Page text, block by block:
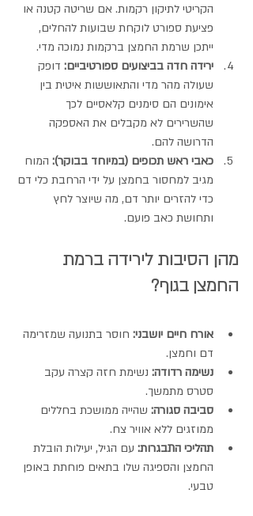
הקריטי לתיקון רקמות. אם שריטה קטנה או
פציעת ספורט לוקחת שבועות להחלים,
ייתכן שרמת החמצן ברקמות נמוכה מדי.
ירידה חדה בביצועים ספורטיביים: דופק
שעולה מהר מדי והתאוששות איטית בין
אימונים הם סימנים קלאסיים לכך
שהשרירים לא מקבלים את האספקה
הדרושה להם.
כאבי ראש תכופים (במיוחד בבוקר): המוח
מגיב למחסור בחמצן על ידי הרחבת כלי דם
כדי להזרים יותר דם, מה שיוצר לחץ
ותחושת כאב פועם.
מהן הסיבות לירידה ברמת
החמצן בגוף?
אורח חיים יושבני: חוסר בתנועה שמזרימה
דם וחמצן.
נשימה רדודה: נשימת חזה קצרה עקב
סטרס מתמשך.
סביבה סגורה: שהייה ממושכת בחללים
ממוזגים ללא אוויר צח.
תהליכי התבגרות: עם הגיל, יעילות הובלת
החמצן והספיגה שלו בתאים פוחתת באופן
טבעי.